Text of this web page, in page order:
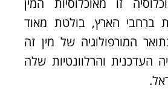
ברחבי הארץ, בולטת מאוד
המורפולוגיה של מין זה
העדכנית והרלוונטיות שלה